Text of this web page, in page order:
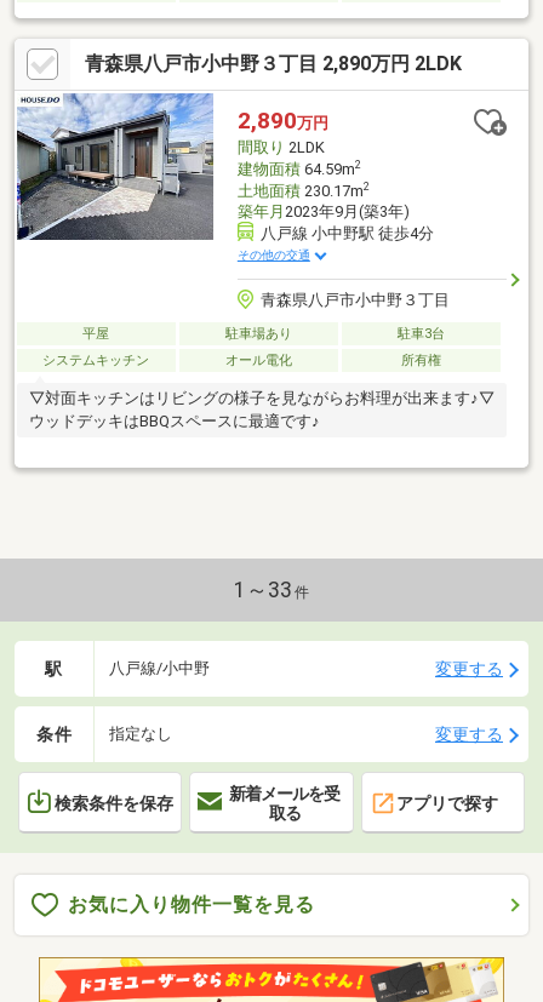
青森県八戸市小中野３丁目 2,890万円 2LDK
2,890万円
間取り 2LDK
建物面積64.59m2
土地面積230.17m2
築年月 2023年9月(築3年)
八戸線 小中野駅 徒歩4分
その他の交通
青森県八戸市小中野３丁目
平屋 駐車場あり
駐車3台
システムキッチン
オール電化 所有権
▽対面キッチンはリビングの様子を見ながらお料理が出来ます♪▽
ウッドデッキはBBQスペースに最適です♪
1～33 件
駅 八戸線/小中野 変更する
条件 指定なし 変更する
検索条件を保存
新着メールを受
取る
アプリで探す
お気に入り物件一覧を見る